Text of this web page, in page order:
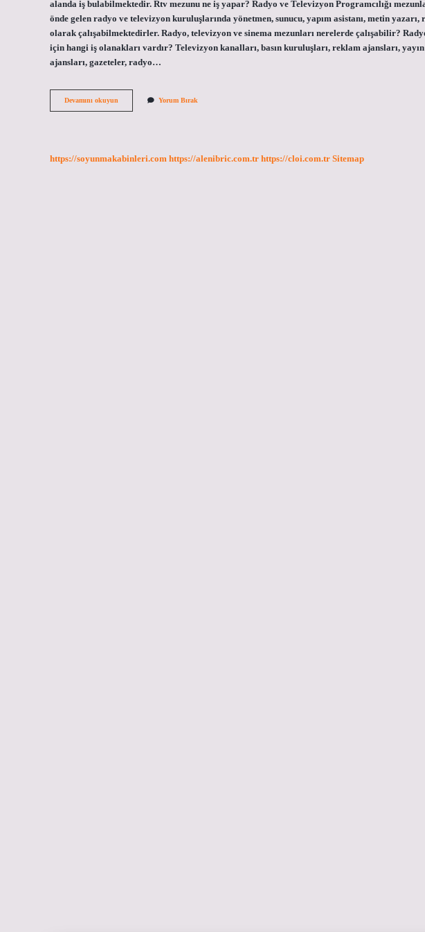
alanda iş bulabilmektedir. Rtv mezunu ne iş yapar? Radyo ve Televizyon Programcılığı
önde gelen radyo ve televizyon kuruluşlarında yönetmen, sunucu, yapım asistanı, metin
olarak çalışabilmektedirler. Radyo, televizyon ve sinema mezunları nerelerde çalışabilir?
için hangi iş olanakları vardır? Televizyon kanalları, basın kuruluşları, reklam ajansları,
ajansları, gazeteler, radyo…
Devamını okuyun
Mezunları
Yorum Bırak
https://soyunmakabinleri.com https://alenibric.com.tr https://cloi.com.tr Sitemap